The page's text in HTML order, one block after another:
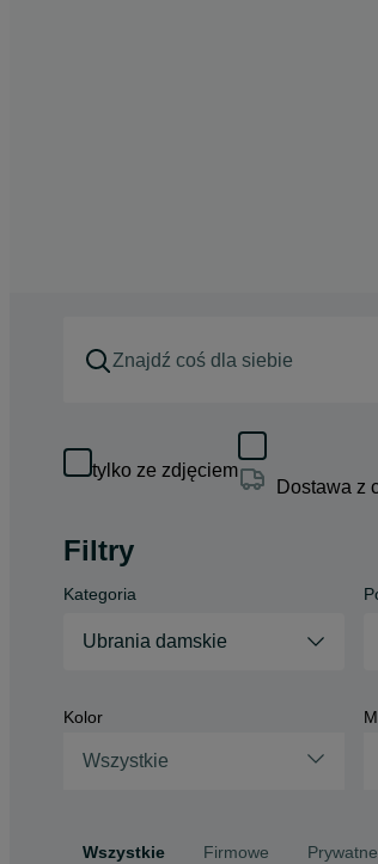
tylko ze zdjęciem
Dostawa z
Filtry
Kategoria
Ubrania damskie
Kolor
Wszystkie
Wszystkie Firmowe Prywatne